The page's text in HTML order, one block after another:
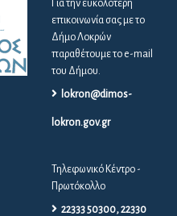
Για την ευκολότερη
επικοινωνία σας με το
Δήμο Λοκρών
παραθέτουμε το e-mail
του Δήμου.
lokron@dimos-
lokron.gov.gr
Τηλεφωνικό Κέντρο -
Πρωτόκολλο
22333 50300, 22330